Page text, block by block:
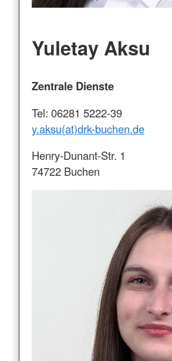
Yuletay Aksu
Zentrale Dienste
Tel: 06281 5222-39
y.aksu(at)drk-buchen.de
Henry-Dunant-Str. 1
74722 Buchen